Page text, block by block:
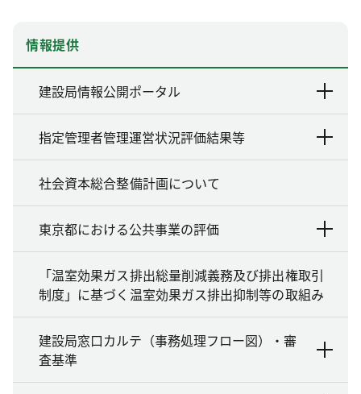
情報提供
建設局情報公開ポータル
指定管理者管理運営状況評価結果等
社会資本総合整備計画について
東京都における公共事業の評価
「温室効果ガス排出総量削減義務及び排出権取引
制度」に基づく温室効果ガス排出抑制等の取組み
建設局窓口カルテ（事務処理フロー図）・審
査基準